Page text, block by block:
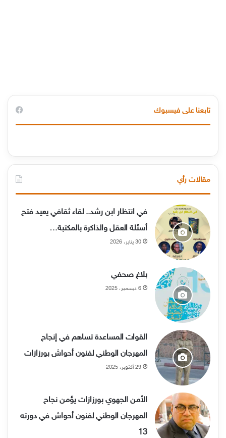
تابعنا على فيسبوك
مقالات رأي
في انتظار ابن رشد.. لقاء ثقافي يعيد فتح
أسئلة العقل والذاكرة بالمكتبة…
30 يناير، 2026
بلاغ صحفي
6 ديسمبر، 2025
القوات المساعدة تساهم في إنجاح
المهرجان الوطني لفنون أحواش بورزازات
29 أكتوبر، 2025
الأمن الجهوي بورزازات يؤمن نجاح
المهرجان الوطني لفنون أحواش في دورته
13